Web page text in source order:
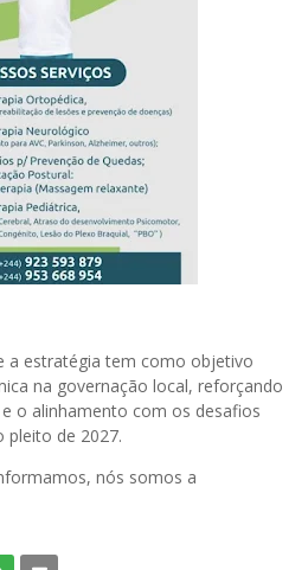
a estratégia tem como objetivo
na governação local, reforçando
o alinhamento com os desafios
pleito de 2027.
nós somos a